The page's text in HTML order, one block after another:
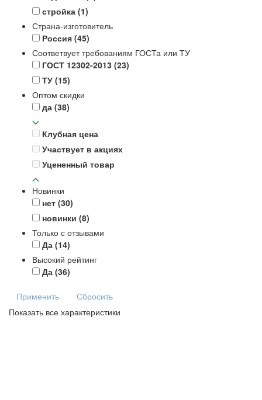
стройка (1)
Страна-изготовитель
Россия (45)
Соответвует требованиям ГОСТа или ТУ
ГОСТ 12302-2013 (23)
ТУ (15)
Оптом скидки
да (38)
Клубная цена
Участвует в акциях
Уцененный товар
Новинки
нет (30)
новинки (8)
Только с отзывами
Да (14)
Высокий рейтинг
Да (36)
Применить
Сбросить
Показать все характеристики